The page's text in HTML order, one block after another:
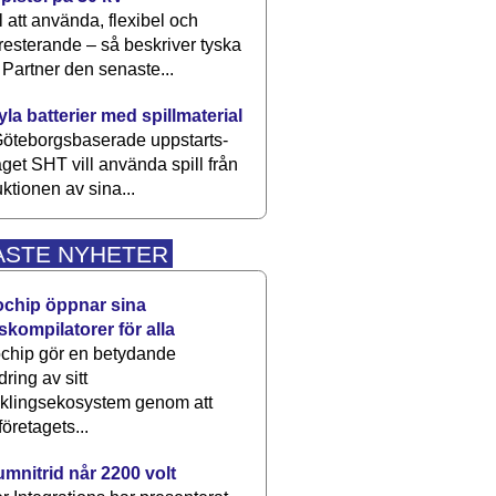
att använda, flexibel och
– så beskriver tyska
den senaste...
batterier med spillmaterial
upp­starts­
SHT vill använda spill från
av sina...
NYHETER
öppnar sina
för alla
gör en betydande
av sitt
genom att
når 2200 volt